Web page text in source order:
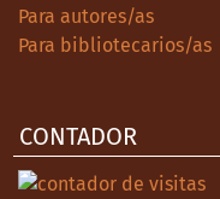
Para autores/as
Para bibliotecarios/as
CONTADOR